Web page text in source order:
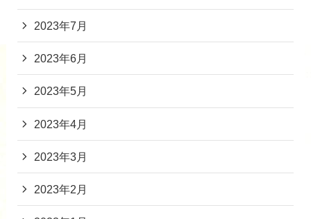
2023年7月
2023年6月
2023年5月
2023年4月
2023年3月
2023年2月